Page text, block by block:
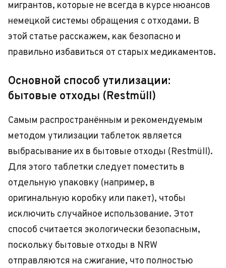
мигрантов, которые не всегда в курсе нюансов
немецкой системы обращения с отходами. В
этой статье расскажем, как безопасно и
правильно избавиться от старых медикаментов.
Основной способ утилизации:
бытовые отходы (Restmüll)
Самым распространённым и рекомендуемым
методом утилизации таблеток является
выбрасывание их в бытовые отходы (Restmüll).
Для этого таблетки следует поместить в
отдельную упаковку (например, в
оригинальную коробку или пакет), чтобы
исключить случайное использование. Этот
способ считается экологически безопасным,
поскольку бытовые отходы в NRW
отправляются на сжигание, что полностью